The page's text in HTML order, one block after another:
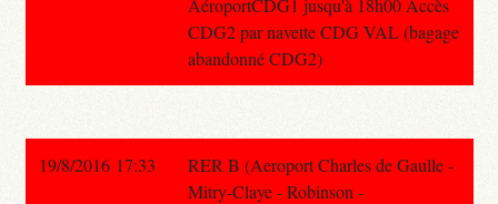
AéroportCDG1 jusqu'à 18h00 Accès
CDG2 par navette CDG VAL (bagage
abandonné CDG2)
19/8/2016 17:33
RER B (Aeroport Charles de Gaulle -
Mitry-Claye - Robinson -